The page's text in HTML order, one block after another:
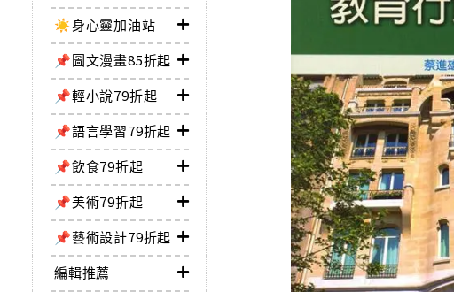
☀️身心靈加油站
📌圖文漫畫85折起
📌輕小說79折起
📌語言學習79折起
📌飲食79折起
📌美術79折起
📌藝術設計79折起
編輯推薦